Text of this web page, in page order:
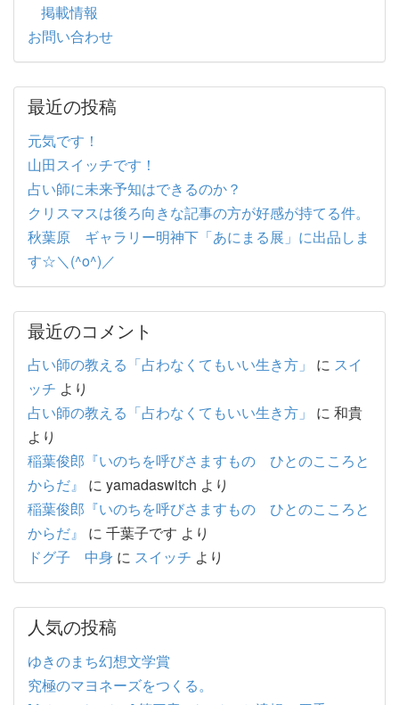
掲載情報
お問い合わせ
最近の投稿
元気です！
山田スイッチです！
占い師に未来予知はできるのか？
クリスマスは後ろ向きな記事の方が好感が持てる件。
秋葉原 ギャラリー明神下「あにまる展」に出品しま
す☆＼(^o^)／
最近のコメント
占い師の教える「占わなくてもいい生き方」 に スイ
ッチ より
占い師の教える「占わなくてもいい生き方」
に 和貴
より
稲葉俊郎『いのちを呼びさますもの ひとのこころと
からだ』
に yamadaswitch より
稲葉俊郎『いのちを呼びさますもの ひとのこころと
からだ』
に 千葉子です より
ドグ子 中身 に スイッチ より
人気の投稿
ゆきのまち幻想文学賞
究極のマヨネーズをつくる。